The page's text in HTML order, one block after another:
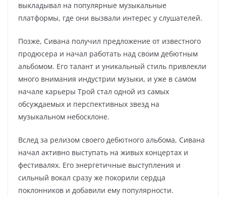
выкладывал на популярные музыкальные
платформы, где они вызвали интерес у слушателей.
Позже, Сивана получил предложение от известного
продюсера и начал работать над своим дебютным
альбомом. Его талант и уникальный стиль привлекли
много внимания индустрии музыки, и уже в самом
начале карьеры Трой стал одной из самых
обсуждаемых и перспективных звезд на
музыкальном небосклоне.
Вслед за релизом своего дебютного альбома, Сивана
начал активно выступать на живых концертах и
фестивалях. Его энергетичные выступления и
сильный вокал сразу же покорили сердца
поклонников и добавили ему популярности.